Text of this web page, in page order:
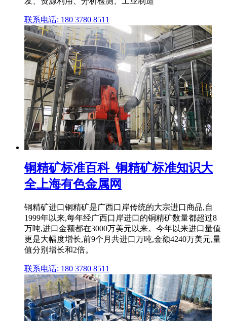
联系电话: 180 3780 8511
铜精矿标准百科_铜精矿标准知识大
全上海有色金属网
铜精矿进口铜精矿是广西口岸传统的大宗进口商品,自
1999年以来,每年经广西口岸进口的铜精矿数量都超过8
万吨,进口金额都在3000万美元以来。今年以来进口量值
更是大幅度增长,前9个月共进口万吨,金额4240万美元,量
值分别增长和2倍。
联系电话: 180 3780 8511